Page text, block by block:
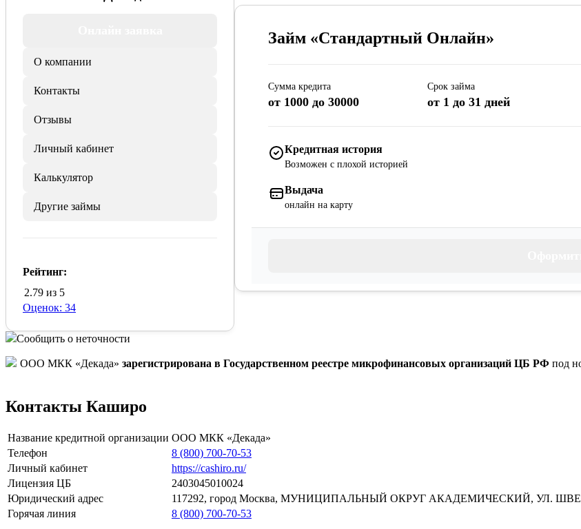
О компании
Контакты
Отзывы
Личный кабинет
Калькулятор
Другие займы
Рейтинг:
2.79 из 5
Оценок: 34
Займ «Стандартный Онлайн»
Сумма кредита
от 1000 до 30000
Срок займа
от 1 до 31 дней
Кредитная история
Возможен с плохой историей
Выдача
онлайн на карту
Сообщить о неточности
ООО МКК «Декада» зарегистрирована в Государственном реестре микрофинансовых организаций ЦБ РФ под
Контакты Каширо
Название кредитной организации ООО МКК «Декада»
Телефон
8 (800) 700-70-53
Личный кабинет
https://cashiro.ru/
Лицензия ЦБ
2403045010024
Юридический адрес
117292, город Москва, МУНИЦИПАЛЬНЫЙ ОКРУГ АКАДЕМИЧЕСКИЙ, УЛ.
Горячая линия
8 (800) 700-70-53